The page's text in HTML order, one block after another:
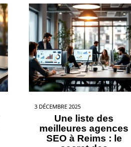
3 DÉCEMBRE 2025
Une liste des
meilleures agences
SEO à Reims : le